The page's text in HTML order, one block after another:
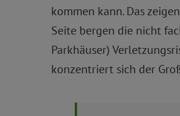
kommen kann. Das
Seite bergen die nicht
Parkhäuser)
konzentriert sich der